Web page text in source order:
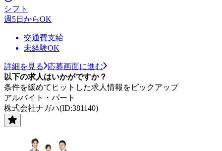
シフト
週5日からOK
交通費支給
未経験OK
詳細を見る
応募画面に進む
以下の求人はいかがですか？
条件を緩めてヒットした求人情報をピックアップ
アルバイト・パート
株式会社ナガハ(ID:381140)